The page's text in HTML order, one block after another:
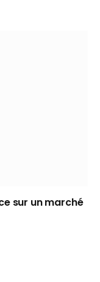
sur un marché